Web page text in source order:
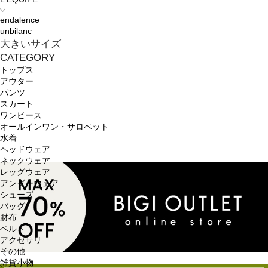
endalence
unbilanc
大きいサイズ
CATEGORY
トップス
アウター
パンツ
スカート
ワンピース
オールインワン・サロペット
水着
ヘッドウェア
ネックウェア
レッグウェア
アンダーウェア
シューズ
バッグ
財布
ベルト
アクセサリ
その他
雑貨小物